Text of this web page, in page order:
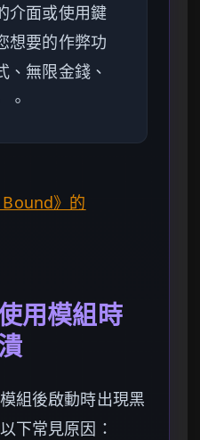
介面或使用鍵
想要的作弊功
、無限金錢、
。
》的
用模組時
組後啟動時出現黑
下常見原因：